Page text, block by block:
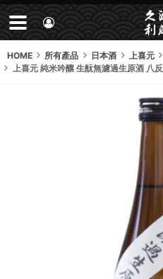
HOME 所有產品 日本酒 上喜元
上喜元 純米吟釀 生酛無濾過生原酒 八反